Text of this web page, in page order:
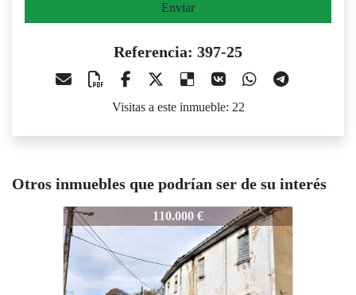
Enviar
Referencia: 397-25
Visitas a este inmueble: 22
Otros inmuebles que podrían ser de su interés
110.000 €
397-25 60.000 €